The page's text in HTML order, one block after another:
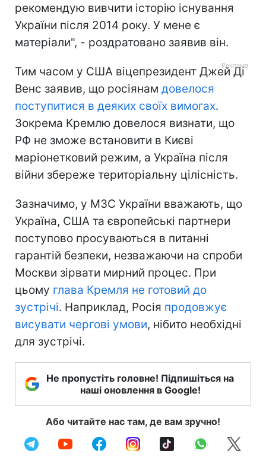
рекомендую вивчити історію існування
України після 2014 року. У мене є
матеріали", - роздратовано заявив він.
Тим часом у США віцепрезидент Джей Ді
Венс заявив, що росіянам довелося
поступитися в деяких своїх вимогах.
Зокрема Кремлю довелося визнати, що
РФ не зможе встановити в Києві
маріонетковий режим, а Україна після
війни збереже територіальну цілісність.
Зазначимо, у МЗС України вважають, що
Україна, США та європейські партнери
поступово просуваються в питанні
гарантій безпеки, незважаючи на спроби
Москви зірвати мирний процес. При
цьому глава Кремля не готовий до
зустрічі. Наприклад, Росія продовжує
висувати чергові умови, нібито необхідні
для зустрічі.
Не пропустіть головне! Підпишіться на
наші оновлення в Google!
Або читайте нас там, де вам зручно!